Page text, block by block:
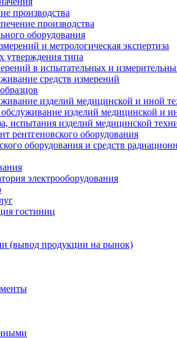
производства
производства
оборудования
и метрологическая экспертиза
типа
в испытательных и
средств измерений
изделий медицинской и иной
изделий медицинской и
испытания изделий медицинской
рентгеновского оборудования
оборудования и средств
электрооборудования
гостиниц
(вывод продукции на рынок)